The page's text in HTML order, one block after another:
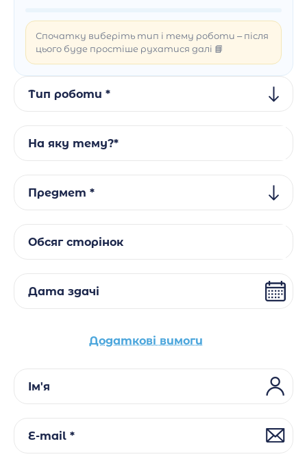
Спочатку виберіть тип і тему роботи – після
цього буде простіше рухатися далі 📘
Тип роботи *
На яку тему?*
Предмет *
Обсяг сторінок
Дата здачі
Додаткові вимоги
Ім'я
E-mail *